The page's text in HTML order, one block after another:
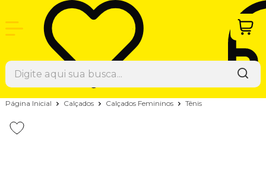
Página Inicial Calçados Calçados Femininos Tênis